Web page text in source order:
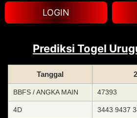
LOGIN
Prediksi Togel
Tanggal
BBFS / ANGKA MAIN 47393
4D 3443 9437